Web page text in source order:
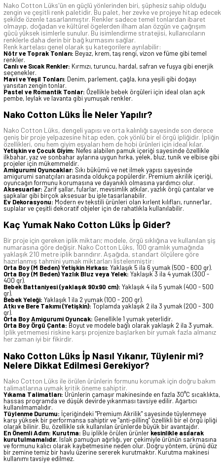
Nako Cotton Lüks'ün en güçlü yönlerinden biri, şüphesiz sahip olduğu
zengin ve çeşitli renk paletidir. Bu palet, her zevke ve projeye hitap edecek
şekilde özenle tasarlanmıştır. Renkler sadece temel tonlardan ibaret
olmayıp, doğadan ve kültürel ögelerden ilham alan özgün ve çağrışım
gücü yüksek isimlerle sunulur. Bu isimlendirme stratejisi, kullanıcıların
renklerle daha derin bir bağ kurmasını sağlar.
Renk kartelası genel olarak şu kategorilere ayrılabilir:
Nötr ve Toprak Tonları: Beyaz, krem, taş rengi, vizon ve füme gibi temel
renkler.
Canlı ve Sıcak Renkler: Kırmızı, turuncu, hardal, safran ve fuşya gibi enerjik
seçenekler.
Mavi ve Yeşil Tonları: Denim, parlement, çağla, kına yeşili gibi doğayı
yansıtan zengin tonlar.
Pastel ve Romantik Tonlar: Özellikle bebek örgüleri için ideal olan açık
pembe, leylak ve lavanta gibi yumuşak renkler.
Nako Cotton Lüks İle Neler Yapılır?
Nako Cotton Lüks, dengeli yapısı ve orta kalınlığı sayesinde son derece
geniş bir proje yelpazesine hitap eden, çok yönlü bir el örgü ipliğidir. İpliğin
özellikleri, onu hem giyim eşyaları hem de hobi ürünleri için ideal kılar.
Yetişkin ve Çocuk Giyim: Nefes alabilen pamuk içeriği sayesinde özellikle
ilkbahar, yaz ve sonbahar aylarına uygun hırka, yelek, bluz, tunik ve elbise gibi
projeler için mükemmeldir.
Amigurumi Oyuncaklar: Sıkı bükümü ve net ilmek yapısı sayesinde
amigurumi sanatçıları arasında oldukça popülerdir. Premium akrilik içeriği,
oyuncağın formunu korumasına ve dayanıklı olmasına yardımcı olur.
Aksesuarlar: Zarif şallar, fularlar, mevsimlik atkılar, yazlık örgü çantalar ve
şapkalar gibi birçok aksesuar bu iple tasarlanabilir.
Ev Dekorasyonu: Modern ev tekstili ürünleri olan kırlent kılıfları, runner'lar,
suplalar ve çeşitli dekoratif objeler için de rahatlıkla kullanılabilir.
Kaç Yumak Nako Cotton Lüks İp Gider?
Bir proje için gereken iplik miktarı; modele, örgü sıklığına ve kullanılan şiş
numarasına göre değişir. Nako Cotton Lüks, 100 gramlık yumağında
yaklaşık 210 metre iplik barındırır. Aşağıda, standart ölçülere göre
hazırlanmış tahmini yumak miktarları listelenmiştir:
Orta Boy (M Beden) Yetişkin Hırkası: Yaklaşık 5 ila 6 yumak (500 - 600 gr).
Orta Boy (M Beden) Yazlık Bluz veya Yelek: Yaklaşık 3 ila 4 yumak (300 -
400 gr).
Bebek Battaniyesi (yaklaşık 90x90 cm): Yaklaşık 4 ila 5 yumak (400 - 500
gr).
Bebek Yeleği: Yaklaşık 1 ila 2 yumak (100 - 200 gr).
Atkı ve Bere Takımı (Yetişkin): Toplamda yaklaşık 2 ila 3 yumak (200 - 300
gr).
Orta Boy Amigurumi Oyuncak: Genellikle 1 yumak yeterlidir.
Orta Boy Örgü Çanta: Boyut ve modele bağlı olarak yaklaşık 2 ila 3 yumak.
İplik yetmemesi riskine karşı projenize başlarken bir yumak fazla almanız
her zaman iyi bir fikirdir.
Nako Cotton Lüks İp Nasıl Yıkanır, Tüylenir mi?
Nelere Dikkat Edilmesi Gerekiyor?
Nako Cotton Lüks ile örülen ürünlerin formunu korumak için doğru bakım
talimatlarına uymak kritik öneme sahiptir.
Yıkama Talimatları: Ürünlerin çamaşır makinesinde en fazla 30°C sıcaklıkta,
hassas programda ve düşük devirde yıkanması tavsiye edilir. Ağartıcı
kullanılmamalıdır.
Tüylenme Durumu: İçeriğindeki "Premium Akrilik" sayesinde tüylenmeye
karşı yüksek bir performansa sahiptir ve "anti-pilling" özellikli bir el örgü ipliği
olarak bilinir. Bu, özellikle sık kullanılan ürünlerde büyük bir avantajdır.
En Önemli Adım: Kurutma: Bu iplikle örülen ürünlerkesinlikle asılarak
kurutulmamalıdır. Islak pamuğun ağırlığı, yer çekimiyle ürünün sarkmasına
ve formunu kalıcı olarak kaybetmesine neden olur. Doğru yöntem, ürünü düz
bir zemine temiz bir havlu üzerine sererek kurutmaktır. Kurutma makinesi
kullanımı tavsiye edilmez.